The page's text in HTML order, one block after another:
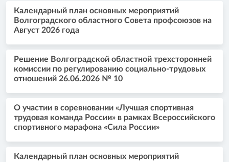
Календарный план основных мероприятий
Волгоградского областного Совета профсоюзов на
Август 2026 года
Решение Волгоградской областной трехсторонней
комиссии по регулированию социально-трудовых
отношений 26.06.2026 № 10
О участии в соревновании «Лучшая спортивная
трудовая команда России» в рамках Всероссийского
спортивного марафона «Сила России»
Календарный план основных мероприятий